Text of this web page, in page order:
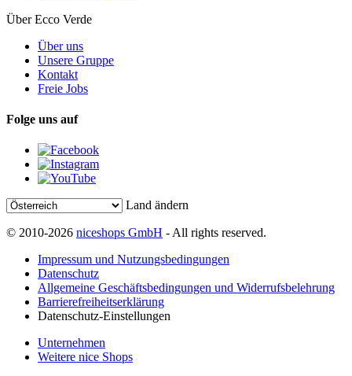
Über Ecco Verde
Über uns
Unsere Gruppe
Kontakt
Freie Jobs
Folge uns auf
Land ändern
© 2010-2026 niceshops GmbH - All rights reserved.
Impressum und Nutzungsbedingungen
Datenschutz
Allgemeine Geschäftsbedingungen und Widerrufsbelehrung
Barrierefreiheitserklärung
Datenschutz-Einstellungen
Unternehmen
Weitere nice Shops